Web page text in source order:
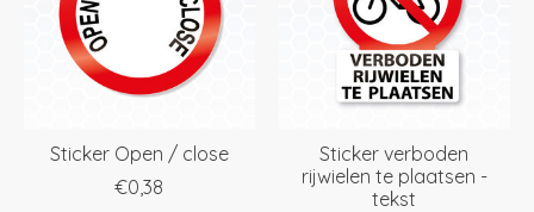
Sticker Open / close
€0,38
Sticker verboden
rijwielen te plaatsen -
tekst